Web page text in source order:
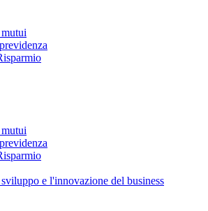
e l'innovazione del business